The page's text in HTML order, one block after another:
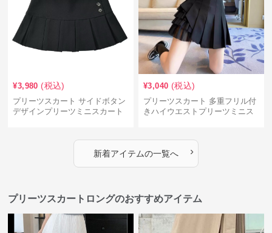
¥3,980 (税込)
プリーツスカート サイドボタン
デザインプリーツミニスカート
¥3,040 (税込)
プリーツスカート 多重フリル付
きハイウエストプリーツミニス
新着アイテムの一覧へ ›
プリーツスカートロングのおすすめアイテム